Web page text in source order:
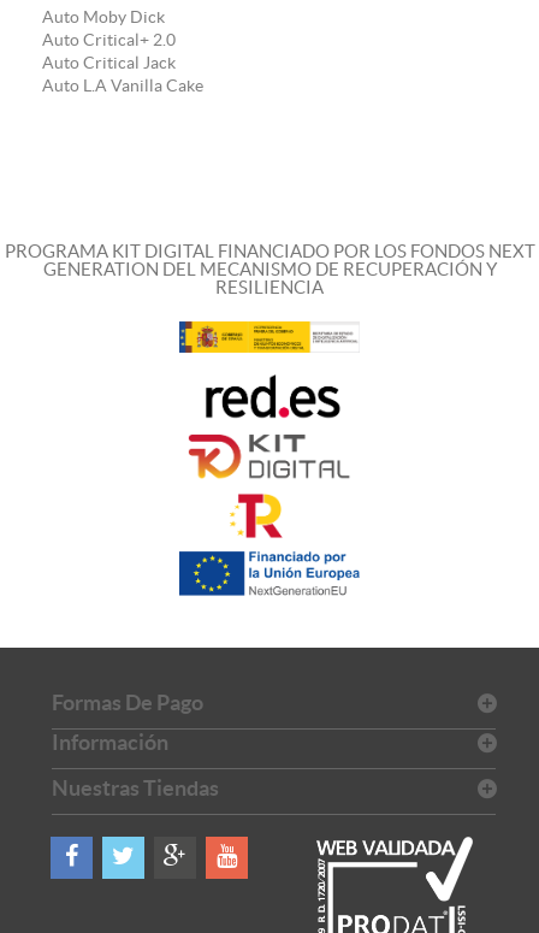
Auto Moby Dick
Auto Critical+ 2.0
Auto Critical Jack
Auto L.A Vanilla Cake
PROGRAMA KIT DIGITAL FINANCIADO POR LOS FONDOS NEXT
GENERATION DEL MECANISMO DE RECUPERACIÓN Y
RESILIENCIA
Formas De Pago
Información
Nuestras Tiendas